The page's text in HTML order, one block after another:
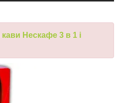
кави Нескафе 3 в 1 і